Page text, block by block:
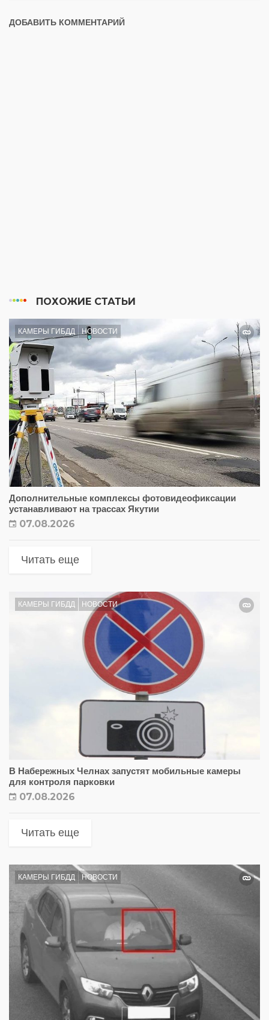
ДОБАВИТЬ КОММЕНТАРИЙ
ПОХОЖИЕ СТАТЬИ
КАМЕРЫ ГИБДД НОВОСТИ
Дополнительные комплексы фотовидеофиксации
устанавливают на трассах Якутии
07.08.2026
Читать еще
КАМЕРЫ ГИБДД НОВОСТИ
В Набережных Челнах запустят мобильные камеры
для контроля парковки
07.08.2026
Читать еще
КАМЕРЫ ГИБДД НОВОСТИ